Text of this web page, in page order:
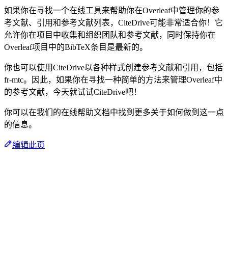
如果你在寻找一个在线工具来帮助你在Overleaf中管理你的参
考文献、引用和参考文献列表，CiteDrive可能非常适合你！它
允许你在项目中收集和组织团队和参考文献，同时保持你在
Overleaf项目中的BibTeX条目是最新的。
你也可以使用CiteDrive以各种样式创建参考文献和引用，包括
fr-mtc。因此，如果你在寻找一种简单的方法来管理Overleaf中
的参考文献，今天就试试CiteDrive吧！
你可以在我们的在线帮助文档中找到更多关于如何做到这一点
的信息。
编辑此页